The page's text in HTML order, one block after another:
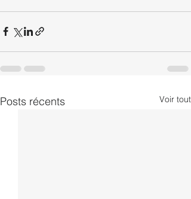
Posts récents Voir tout